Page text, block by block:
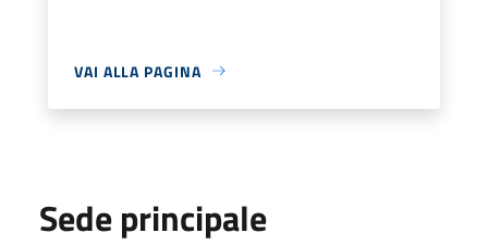
VAI ALLA PAGINA
Sede principale